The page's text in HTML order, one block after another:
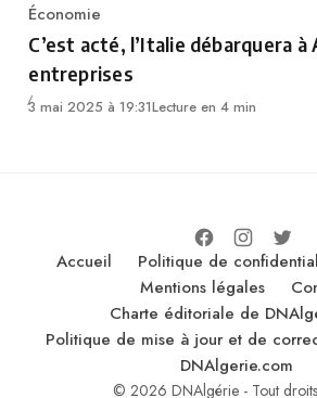
Category
Économie
C’est acté, l’Italie débarquera à
entreprises
3 mai 2025 à 19:31Lecture en 4 min
Accueil Politique de
Mentions légales
Charte éditoriale de
Politique de mise à jour et de
DNAlgerie.com
© 2026 DNAlgérie - Tout